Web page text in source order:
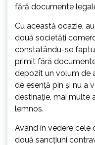
fără documente
Cu această ocazie,
două societăți
constatându-se
primit fără
depozit un volum de
de esență pin și nu a
destinație, mai multe
lemnos.
Având în vedere cele
două sancțiuni